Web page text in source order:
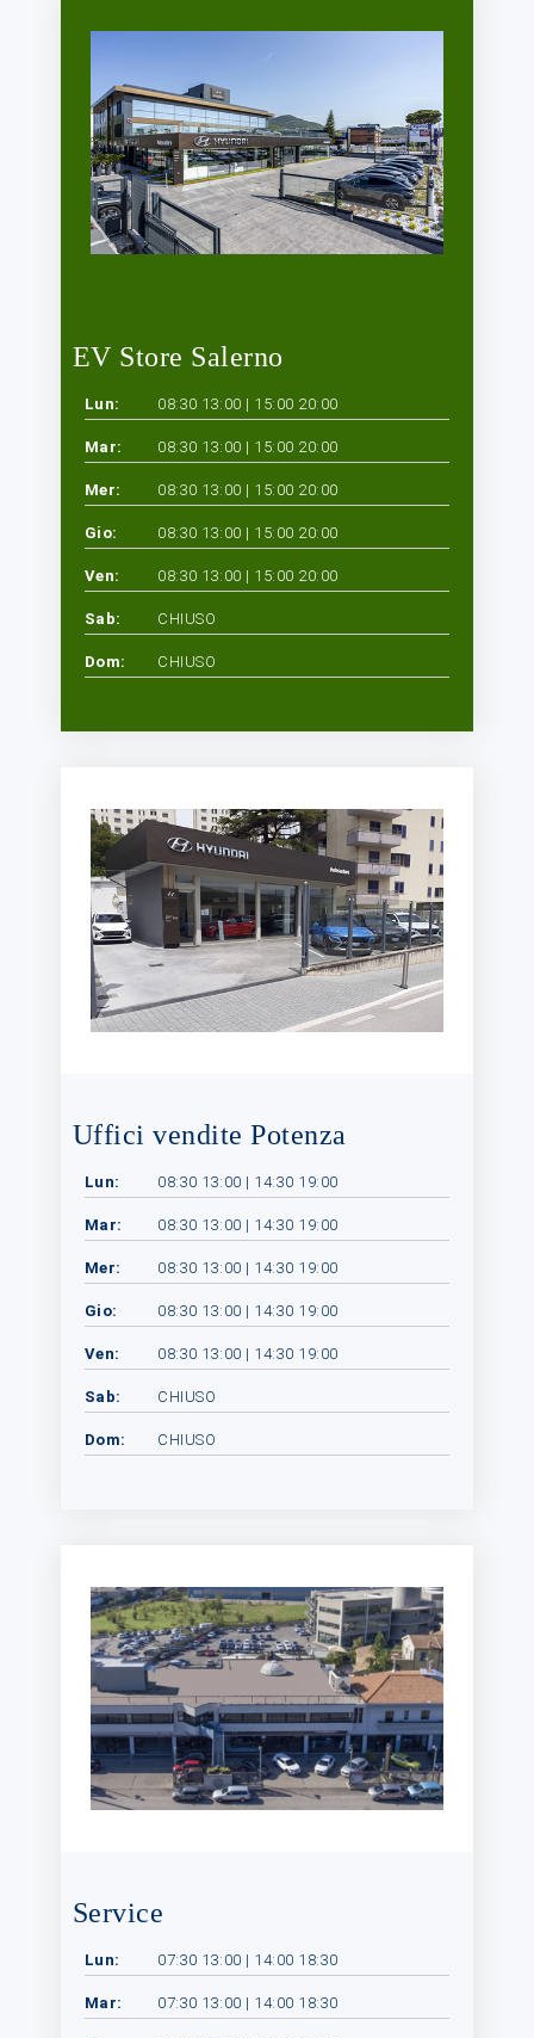
EV Store Salerno
Lun: 08:30 13:00 | 15:00 20:00
Mar: 08:30 13:00 | 15:00 20:00
Mer: 08:30 13:00 | 15:00 20:00
Gio: 08:30 13:00 | 15:00 20:00
Ven: 08:30 13:00 | 15:00 20:00
Sab: CHIUSO
Dom: CHIUSO
Uffici vendite Potenza
Lun: 08:30 13:00 | 14:30 19:00
Mar: 08:30 13:00 | 14:30 19:00
Mer: 08:30 13:00 | 14:30 19:00
Gio: 08:30 13:00 | 14:30 19:00
Ven: 08:30 13:00 | 14:30 19:00
Sab: CHIUSO
Dom: CHIUSO
Service
Lun: 07:30 13:00 | 14:00 18:30
Mar: 07:30 13:00 | 14:00 18:30